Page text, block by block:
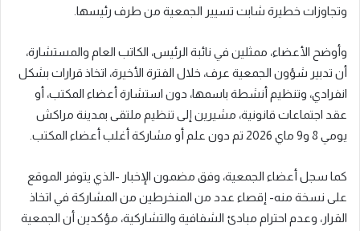
وتجاوزات خطيرة شابت تسيير الجمعية من طرف رئيسها.
وأوضح الأعضاء، ممثلين في نائبة الرئيس، الكاتب العام والمستشارة،
أن تدبير شؤون الجمعية عرف، خلال الفترة الأخيرة، اتخاذ قرارات بشكل
انفرادي، وتنظيم أنشطة باسمها، دون استشارة أعضاء المكتب، أو
عقد اجتماعات قانونية، مشيرين إلى تنظيم ملتقى بمدينة مراكش
يومي 8 و9 ماي 2026 تم دون علم أو مشاركة أغلب أعضاء المكتب.
كما سجل أعضاء الجمعية، وفق مضمون الإخبار -الذي يتوفر الموقع
على نسخة منه- إقصاء عدد من المنخرطين من المشاركة في اتخاذ
القرار، وعدم احترام مبادئ الشفافية والتشاركية، مؤكدين أن الجمعية